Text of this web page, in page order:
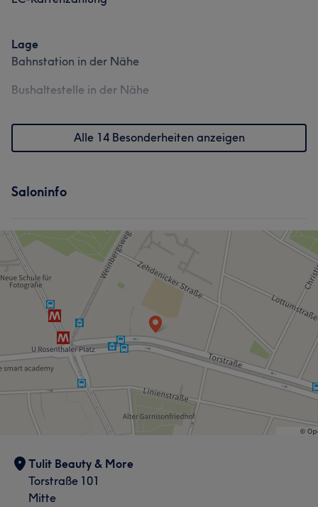
Lage
Bahnstation in der Nähe
Bushaltestelle in der Nähe
Alle 14 Besonderheiten anzeigen
Saloninfo
Tulit Beauty & More
Torstraße 101
Mitte